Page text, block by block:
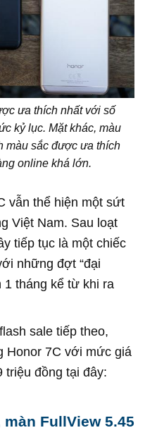
ưa thích nhất với số
kỷ lục. Mặt khác, màu
màu sắc được ưa thích
online khá lớn.
vẫn thể hiện một sứt
Việt Nam. Sau loạt
tiếp tục là một chiếc
những đợt “đại
1 tháng kể từ khi ra
sale tiếp theo,
Honor 7C với mức giá
triệu đồng tại đây:
FullView 5.45